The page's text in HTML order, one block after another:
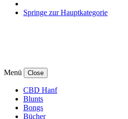
Springe zur Hauptkategorie
Menü Close
CBD Hanf
Blunts
Bongs
Bücher